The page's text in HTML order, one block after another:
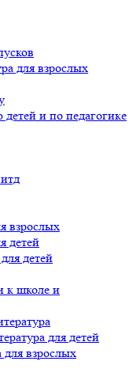
для взрослых
и по педагогике
взрослых
детей
детей
к школе и
для детей
для взрослых